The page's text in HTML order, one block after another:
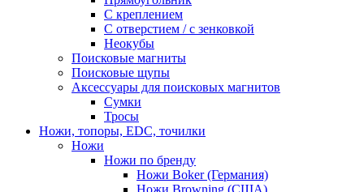
С креплением
С отверстием / с зенковкой
Неокубы
Поисковые магниты
Поисковые щупы
Аксессуары для поисковых магнитов
Сумки
Тросы
Ножи, топоры, EDC, точилки
Ножи
Ножи по бренду
Ножи Boker (Германия)
Ножи Browning (США)